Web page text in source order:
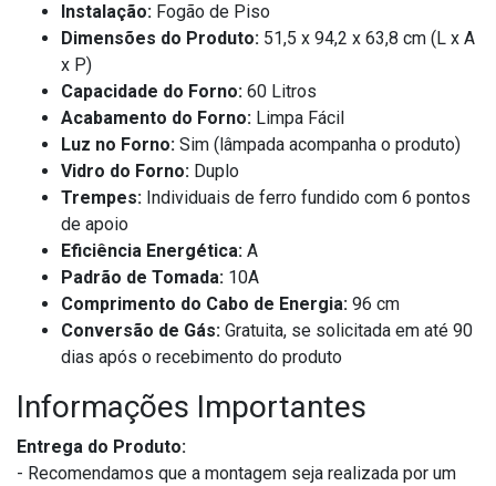
Instalação: Fogão de Piso
Dimensões do Produto: 51,5 x 94,2 x 63,8 cm (L x A
x P)
Capacidade do Forno: 60 Litros
Acabamento do Forno: Limpa Fácil
Luz no Forno: Sim (lâmpada acompanha o produto)
Vidro do Forno: Duplo
Trempes: Individuais de ferro fundido com 6 pontos
de apoio
Eficiência Energética: A
Padrão de Tomada: 10A
Comprimento do Cabo de Energia: 96 cm
Conversão de Gás: Gratuita, se solicitada em até 90
dias após o recebimento do produto
Informações Importantes
Entrega do Produto:
- Recomendamos que a montagem seja realizada por um